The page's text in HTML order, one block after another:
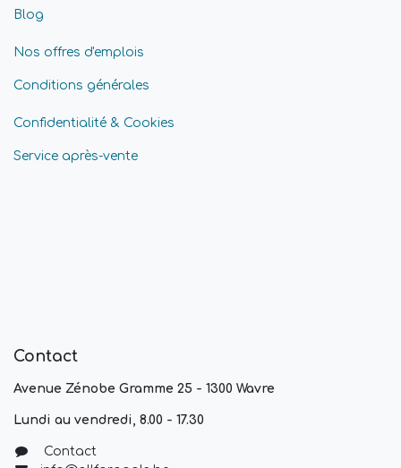
Blog
Nos offres d'emplois
Conditions générales
Confidentialité & Cookies
Service après-vente
Contact
Avenue Zénobe Gramme 25 - 1300 Wavre
Lundi au vendredi, 8.00 - 17.30
Contact